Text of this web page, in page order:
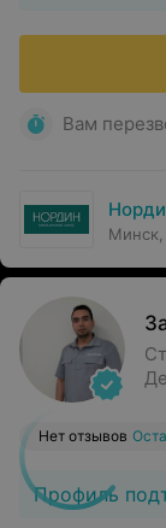
Вам
Минск,
Профиль
Нет отзывов